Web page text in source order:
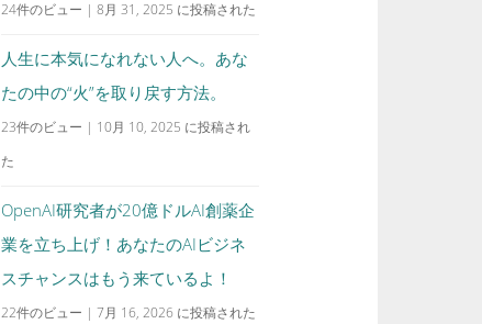
24件のビュー |8月 31, 2025 に投稿された
人生に本気になれない人へ。あな
たの中の“火”を取り戻す方法。
23件のビュー | 10月 10, 2025 に投稿され
た
OpenAI研究者が20億ドルAI創薬企
業を立ち上げ！あなたのAIビジネ
スチャンスはもう来ているよ！
22件のビュー |7月 16, 2026 に投稿された